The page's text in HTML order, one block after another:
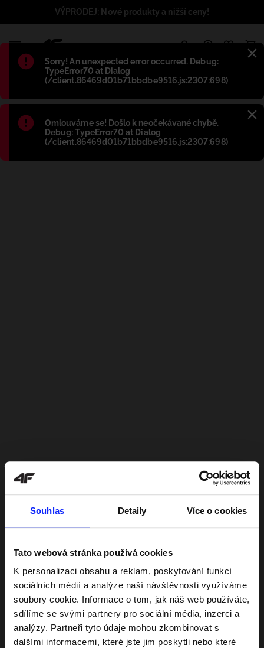
Souhlas Detaily Více o cookies
Tato webová stránka používá cookies
K personalizaci obsahu a reklam, poskytování funkcí
sociálních médií a analýze naší návštěvnosti využíváme
soubory cookie. Informace o tom, jak náš web používáte,
sdílíme se svými partnery pro sociální média, inzerci a
analýzy. Partneři tyto údaje mohou zkombinovat s
dalšími informacemi, které jste jim poskytli nebo které
Błąd:
Sorry! An unexpected error occurred. Debug:
TypeError70 at Dialog
(/client.86469d01b71bbdbe9516.js:2307:698)
Błąd:
Omlouváme se! Došlo k neočekávané chybě.
Debug: TypeError70 at Dialog
(/client.86469d01b71bbdbe9516.js:2307:698)
VÝPRODEJ: Nové produkty a nižší ceny!